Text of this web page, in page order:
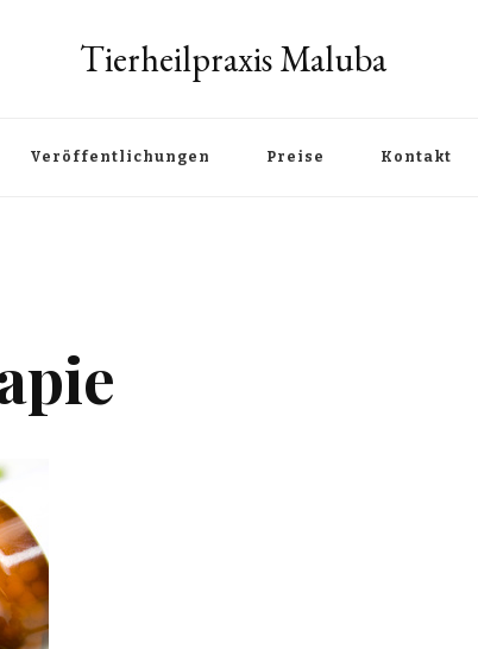
Tierheilpraxis Maluba
Veröffentlichungen Preise Kontakt